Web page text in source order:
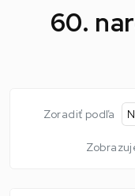
60.
Zoradiť podľa